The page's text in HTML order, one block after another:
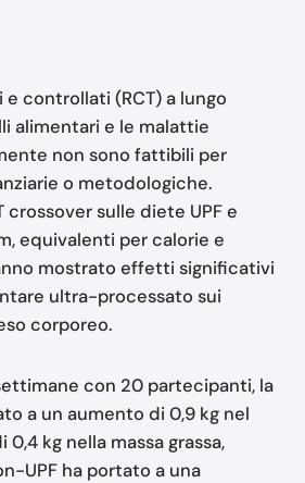
controllati (RCT) a lungo
alimentari e le malattie
non sono fattibili per
o metodologiche.
crossover sulle diete UPF e
equivalenti per calorie e
mostrato effetti significativi
ultra-processato sui
corporeo.
con 20 partecipanti, la
a un aumento di 0,9 kg nel
kg nella massa grassa,
UPF ha portato a una